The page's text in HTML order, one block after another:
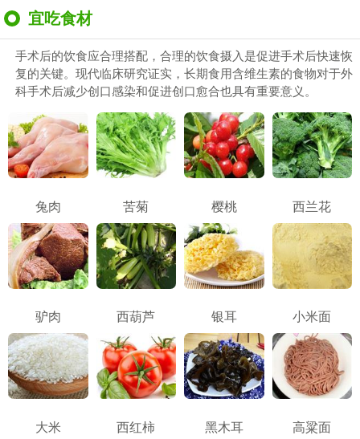
宜吃食材
手术后的饮食应合理搭配，合理的饮食摄入是促进手术后快速恢
复的关键。现代临床研究证实，长期食用含维生素的食物对于外
科手术后减少创口感染和促进创口愈合也具有重要意义。
兔肉 苦菊 樱桃 西兰花
驴肉 西葫芦 银耳 小米面
大米 西红柿 黑木耳 高粱面